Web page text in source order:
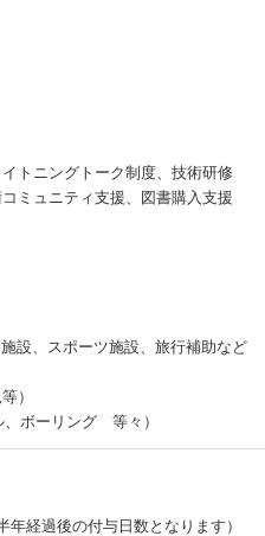
トニングトーク制度、技術研修
ミュニティ支援、図書購入支援
設、スポーツ施設、旅行補助など
）
ボーリング 等々）
経過後の付与日数となります）